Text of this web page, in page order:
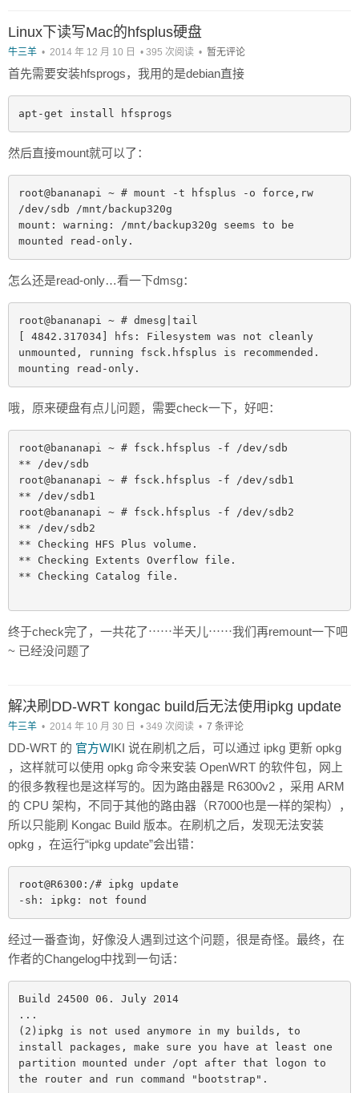
Linux下读写Mac的hfsplus硬盘
牛三羊 • 2014 年 12 月 10 日 • 395 次阅读 • 暂无评论
首先需要安装hfsprogs，我用的是debian直接
apt-get install hfsprogs
然后直接mount就可以了：
root@bananapi ~ # mount -t hfsplus -o force,rw
/dev/sdb /mnt/backup320g
mount: warning: /mnt/backup320g seems to be
mounted read-only.
怎么还是read-only…看一下dmsg：
root@bananapi ~ # dmesg|tail
[ 4842.317034] hfs: Filesystem was not cleanly
unmounted, running fsck.hfsplus is recommended.
mounting read-only.
哦，原来硬盘有点儿问题，需要check一下，好吧：
root@bananapi ~ # fsck.hfsplus -f /dev/sdb
** /dev/sdb
root@bananapi ~ # fsck.hfsplus -f /dev/sdb1
** /dev/sdb1
root@bananapi ~ # fsck.hfsplus -f /dev/sdb2
** /dev/sdb2
** Checking HFS Plus volume.
** Checking Extents Overflow file.
** Checking Catalog file.
终于check完了，一共花了⋯⋯半天儿⋯⋯我们再remount一下吧
~ 已经没问题了
解决刷DD-WRT kongac build后无法使用ipkg update
牛三羊 • 2014 年 10 月 30 日 • 349 次阅读 • 7 条评论
DD-WRT 的 官方WIKI 说在刷机之后，可以通过 ipkg 更新 opkg
，这样就可以使用 opkg 命令来安装 OpenWRT 的软件包，网上
的很多教程也是这样写的。因为路由器是 R6300v2 ，采用 ARM
的 CPU 架构，不同于其他的路由器（R7000也是一样的架构），
所以只能刷 Kongac Build 版本。在刷机之后，发现无法安装
opkg ，在运行“ipkg update”会出错：
root@R6300:/# ipkg update
-sh: ipkg: not found
经过一番查询，好像没人遇到过这个问题，很是奇怪。最终，在
作者的Changelog中找到一句话：
Build 24500 06. July 2014
...
(2)ipkg is not used anymore in my builds, to
install packages, make sure you have at least one
partition mounted under /opt after that logon to
the router and run command "bootstrap".